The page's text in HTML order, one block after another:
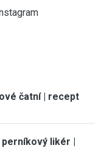
čatní | recept
likér |